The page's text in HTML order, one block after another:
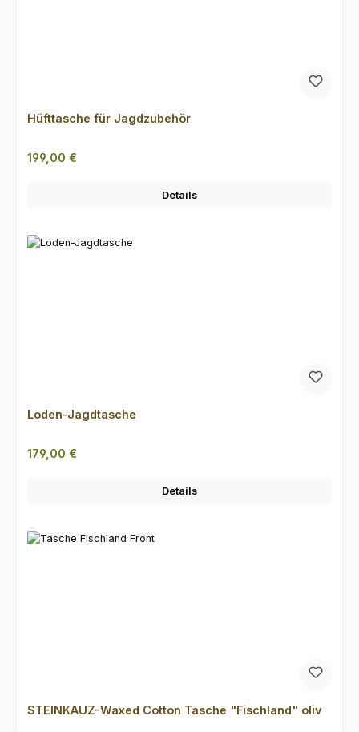
Hüfttasche für Jagdzubehör
Regulärer Preis:
199,00 €
Details
Loden-Jagdtasche
Regulärer Preis:
179,00 €
Details
STEINKAUZ-Waxed Cotton Tasche "Fischland" oliv